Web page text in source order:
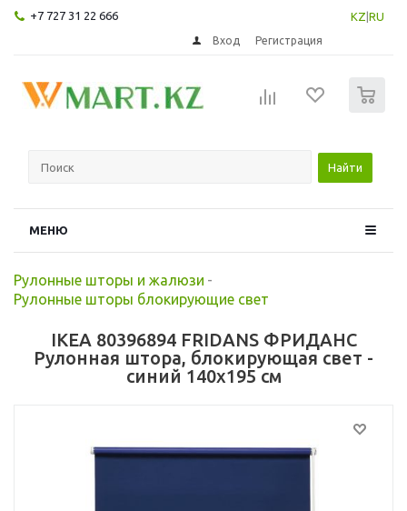
+7 727 31 22 666 KZ RU
Вход Регистрация
Найти
МЕНЮ
Рулонные шторы и жалюзи -
Рулонные шторы блокирующие свет
IKEA 80396894 FRIDANS ФРИДАНС
Рулонная штора, блокирующая свет -
синий 140x195 см